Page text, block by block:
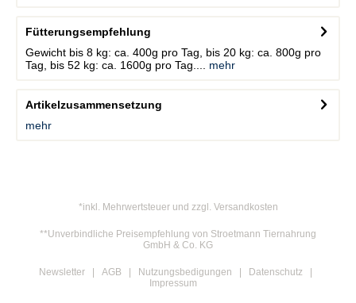
Fütterungsempfehlung
Gewicht bis 8 kg: ca. 400g pro Tag, bis 20 kg: ca. 800g pro
Tag, bis 52 kg: ca. 1600g pro Tag....
mehr
Artikelzusammensetzung
mehr
*inkl. Mehrwertsteuer und zzgl. Versandkosten
**Unverbindliche Preisempfehlung von Stroetmann Tiernahrung
GmbH & Co. KG
Newsletter AGB Nutzungsbedigungen
Datenschutz
Impressum